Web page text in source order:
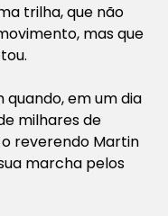
trilha, que não
mas que
quando, em um dia
milhares de
reverendo Martin
marcha pelos